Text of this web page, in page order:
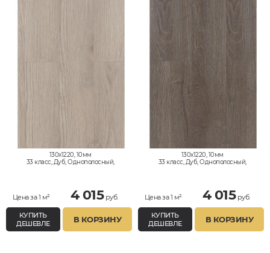
130x1220, 10мм
33 класс, Дуб, Однополосный,
Цена за 1 м² 4 015руб.
КУПИТЬ
ДЕШЕВЛЕ
В КОРЗИНУ
130x1220, 10мм
33 класс, Дуб, Однополосный,
Цена за 1 м² 4 015руб.
КУПИТЬ
ДЕШЕВЛЕ
В КОРЗИНУ